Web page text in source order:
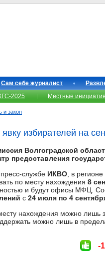
Сам себе журналист
2025 Местные
и закон
избирателей на
Волгоградской
предоставления
службе ИКВО , в
по месту нахождения 8
и будут офисы МФЦ.
с 24 июля по 4
нахождения можно лишь
можно лишь в
-